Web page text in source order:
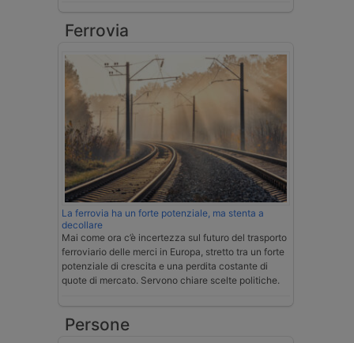
Ferrovia
La ferrovia ha un forte potenziale, ma stenta a
decollare
Mai come ora c’è incertezza sul futuro del trasporto
ferroviario delle merci in Europa, stretto tra un forte
potenziale di crescita e una perdita costante di
quote di mercato. Servono chiare scelte politiche.
Persone